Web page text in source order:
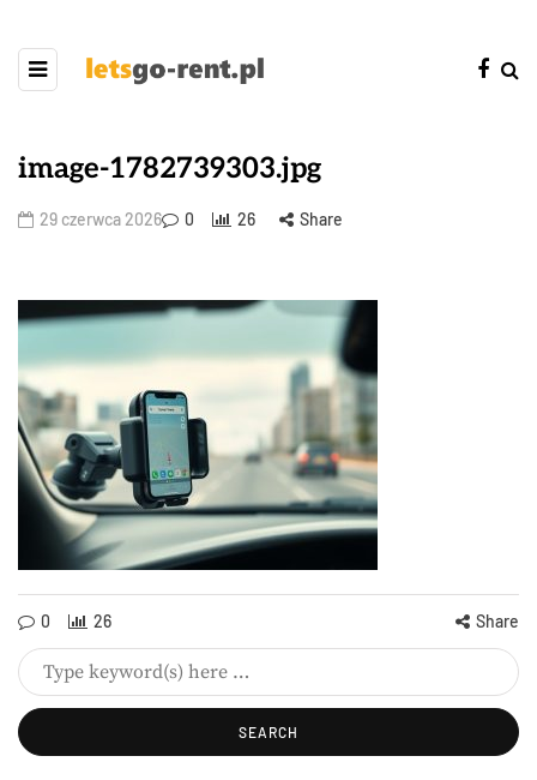
image-1782739303.jpg
29 czerwca 2026 0 26 Share
0 26 Share